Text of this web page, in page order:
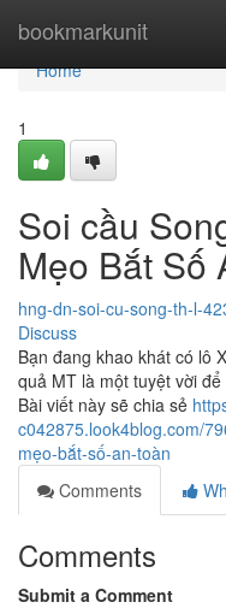
bookmarkunit
Home
Home
1
Soi cầu
Mẹo Bắt Số
hng-dn-soi-cu-song-th-l-
Discuss
Bạn đang khao khát có lô
quả MT là một tuyệt vời
Bài viết này sẽ chia sẻ
c042875.look4blog.com/
mẹo-bắt-số-an-toàn
Comments
Comments
Submit a Comment